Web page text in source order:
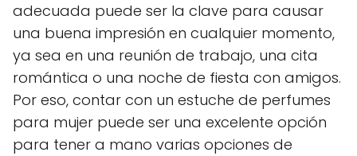
adecuada puede ser la clave para causar
una buena impresión en cualquier momento,
ya sea en una reunión de trabajo, una cita
romántica o una noche de fiesta con amigos.
Por eso, contar con un estuche de perfumes
para mujer puede ser una excelente opción
para tener a mano varias opciones de